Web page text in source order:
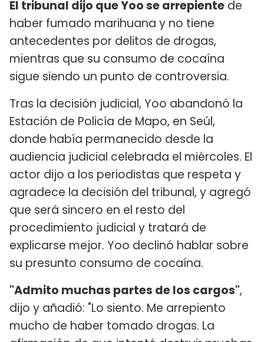
El tribunal dijo que Yoo se arrepiente de
haber fumado marihuana y no tiene
antecedentes por delitos de drogas,
mientras que su consumo de cocaína
sigue siendo un punto de controversia.
Tras la decisión judicial, Yoo abandonó la
Estación de Policía de Mapo, en Seúl,
donde había permanecido desde la
audiencia judicial celebrada el miércoles. El
actor dijo a los periodistas que respeta y
agradece la decisión del tribunal, y agregó
que será sincero en el resto del
procedimiento judicial y tratará de
explicarse mejor. Yoo declinó hablar sobre
su presunto consumo de cocaína.
"Admito muchas partes de los cargos",
dijo y añadió: "Lo siento. Me arrepiento
mucho de haber tomado drogas. La